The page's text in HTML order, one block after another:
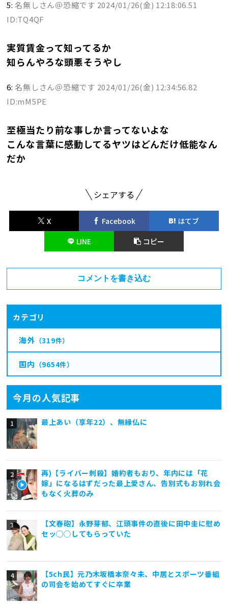
5:名無しさん＠恐縮です 2024/01/26(金) 12:18:06.51
ID:TQ4QF
実質賃金って知ってるか
知らんやろな頭悪そうやし
6:名無しさん＠恐縮です 2024/01/26(金) 12:34:56.82
ID:mM5PE
至極当たり前な事しか言ってないよな
こんな言葉に感動してるヤツはどんだけ低能なん
だか
シェアする
X Facebook
はてブ
LINE
コピー
コメントを書き込む
カテゴリ
海外 （319件）
国内 （9654件）
今月の人気記事
最上あい（享年22）、無縁仏に
再)【ライバー刺殺】婚約者もおり、年内には「花
嫁」になるはずだった最上愛さん、告別式もお別れ会
もなく火葬のみ
【文春砲】永野芽郁、江頭事件の直後に田中圭に慰め
セッ◯◯してもらっていた
【5ch民】元乃木坂橋本奈々未、中居とスポーツ番組
の司会を始めてすぐに卒業